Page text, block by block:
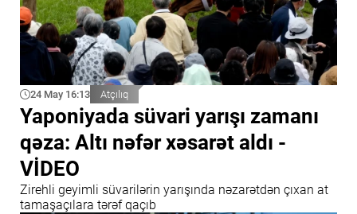
24 May 16:13 Atçılıq
Yaponiyada süvari yarışı zamanı
qəza: Altı nəfər xəsarət aldı -
VİDEO
Zirehli geyimli süvarilərin yarışında nəzarətdən çıxan at
tamaşaçılara tərəf qaçıb